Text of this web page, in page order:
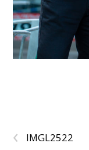
‹ IMGL2522